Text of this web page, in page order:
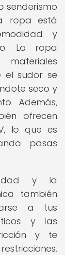
senderismo
ropa está
y
La ropa
el sudor se
seco y
Además,
ofrecen
lo que es
pasas
y la
también
a tus
y las
y te